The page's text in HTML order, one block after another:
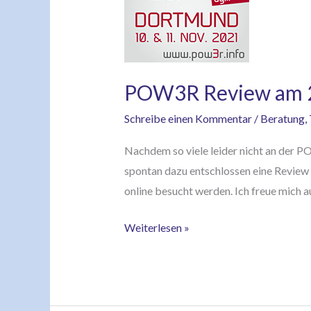
POW3R Review
Schreibe einen Kommentar / Beratung,
Nachdem so viele leider nicht an der
spontan dazu entschlossen eine
online besucht werden. Ich freue mich
23.
Weiterlesen »